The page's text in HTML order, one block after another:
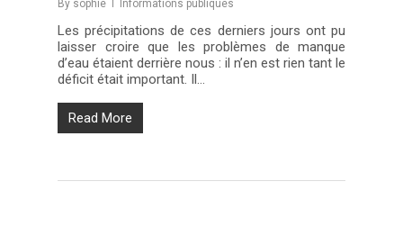
By sophie Informations publiques
Les précipitations de ces derniers jours ont pu
laisser croire que les problèmes de manque
d’eau étaient derrière nous : il n’en est rien tant le
déficit était important. Il…
Read More